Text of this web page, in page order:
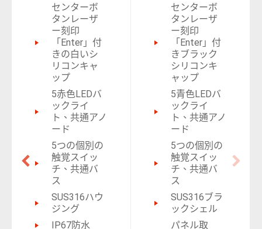
センターボ
タンレーザ
ー刻印
「Enter」付
きの白いシ
リコンキャ
ップ
5赤色LEDバ
ックライ
ト、共通アノ
ード
5つの個別の
触覚スイッ
チ、共通バ
ス
SUS316ハウ
ジング
IP67防水
センターボ
タンレーザ
ー刻印
「Enter」付
きブラック
シリコンキ
ャップ
5青色LEDバ
ックライ
ト、共通アノ
ード
5つの個別の
触覚スイッ
チ、共通バ
ス
SUS316ブラ
ックシェル
パネル取